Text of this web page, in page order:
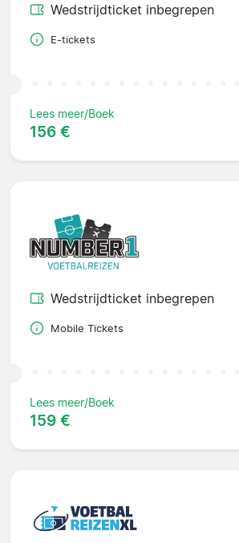
Wedstrijdticket inbegrepen
E-tickets
Lees meer/Boek
156 €
Wedstrijdticket inbegrepen
Mobile Tickets
Lees meer/Boek
159 €